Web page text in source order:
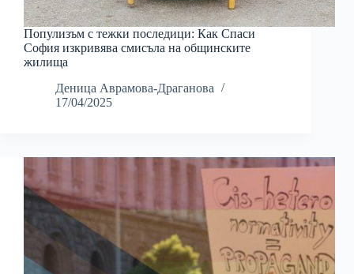
Популизъм с тежки последици: Как Спаси
София изкривява смисъла на общинските
жилища
Деница Аврамова-Драганова
17/04/2025